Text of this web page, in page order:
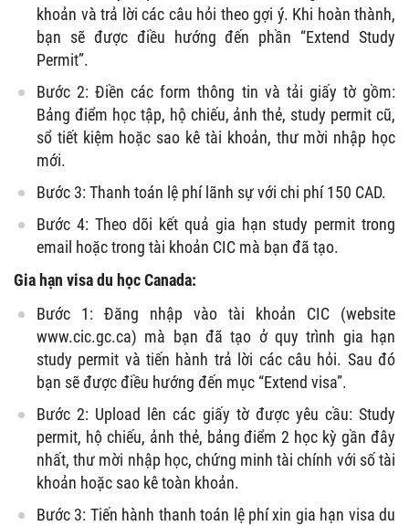
khoản và trả lời các câu hỏi theo gợi ý. Khi hoàn thành,
bạn sẽ được điều hướng đến phần “Extend Study
Permit”.
Bước 2: Điền các form thông tin và tải giấy tờ gồm:
Bảng điểm học tập, hộ chiếu, ảnh thẻ, study permit cũ,
sổ tiết kiệm hoặc sao kê tài khoản, thư mời nhập học
mới.
Bước 3: Thanh toán lệ phí lãnh sự với chi phí 150 CAD.
Bước 4: Theo dõi kết quả gia hạn study permit trong
email hoặc trong tài khoản CIC mà bạn đã tạo.
Gia hạn visa du học Canada:
Bước 1: Đăng nhập vào tài khoản CIC (website
www.cic.gc.ca) mà bạn đã tạo ở quy trình gia hạn
study permit và tiến hành trả lời các câu hỏi. Sau đó
bạn sẽ được điều hướng đến mục “Extend visa”.
Bước 2: Upload lên các giấy tờ được yêu cầu: Study
permit, hộ chiếu, ảnh thẻ, bảng điểm 2 học kỳ gần đây
nhất, thư mời nhập học, chứng minh tài chính với số tài
khoản hoặc sao kê toàn khoản.
Bước 3: Tiến hành thanh toán lệ phí xin gia hạn visa du